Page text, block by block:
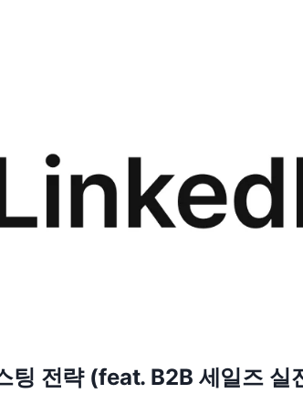
팅 전략 (feat. B2B 세일즈 실